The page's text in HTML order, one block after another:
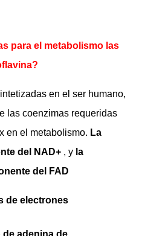
para el metabolismo las
en el ser humano,
las coenzimas requeridas
en el metabolismo. La
del NAD+ , y la
del FAD
de electrones